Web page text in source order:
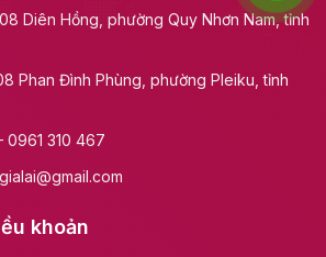
Diên Hồng, phường Quy Nhơn Nam, tỉnh
Phan Đình Phùng, phường Pleiku, tỉnh
0961 310 467
khoản